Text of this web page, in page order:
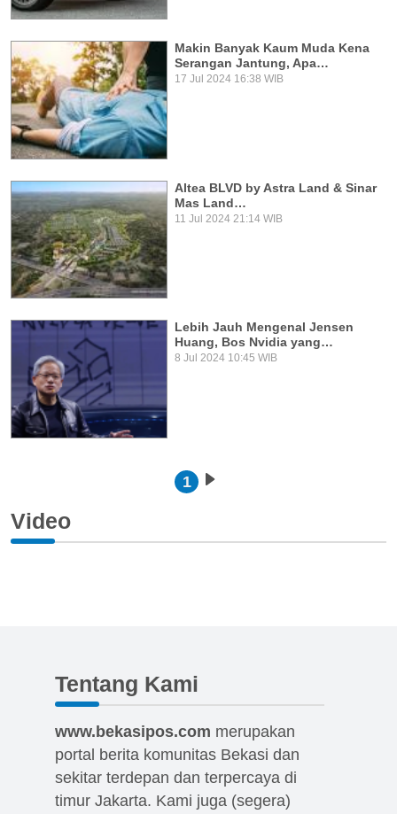
Makin Banyak Kaum Muda Kena
Serangan Jantung, Apa…
17 Jul 2024 16:38 WIB
Altea BLVD by Astra Land & Sinar
Mas Land…
11 Jul 2024 21:14 WIB
Lebih Jauh Mengenal Jensen
Huang, Bos Nvidia yang…
8 Jul 2024 10:45 WIB
1 Next page
Video
Tentang Kami
www.bekasipos.com merupakan
portal berita komunitas Bekasi dan
sekitar terdepan dan terpercaya di
timur Jakarta. Kami juga (segera)